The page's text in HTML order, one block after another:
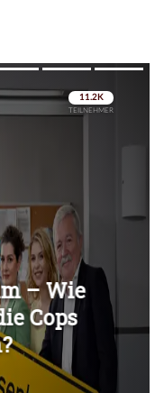
Überspringen
Überspringen